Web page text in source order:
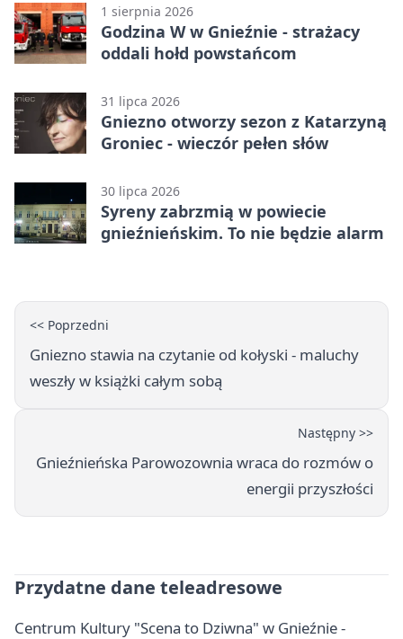
1 sierpnia 2026
Godzina W w Gnieźnie - strażacy
oddali hołd powstańcom
31 lipca 2026
Gniezno otworzy sezon z Katarzyną
Groniec - wieczór pełen słów
30 lipca 2026
Syreny zabrzmią w powiecie
gnieźnieńskim. To nie będzie alarm
<< Poprzedni
Gniezno stawia na czytanie od kołyski - maluchy
weszły w książki całym sobą
Następny >>
Gnieźnieńska Parowozownia wraca do rozmów o
energii przyszłości
Przydatne dane teleadresowe
Centrum Kultury "Scena to Dziwna" w Gnieźnie -